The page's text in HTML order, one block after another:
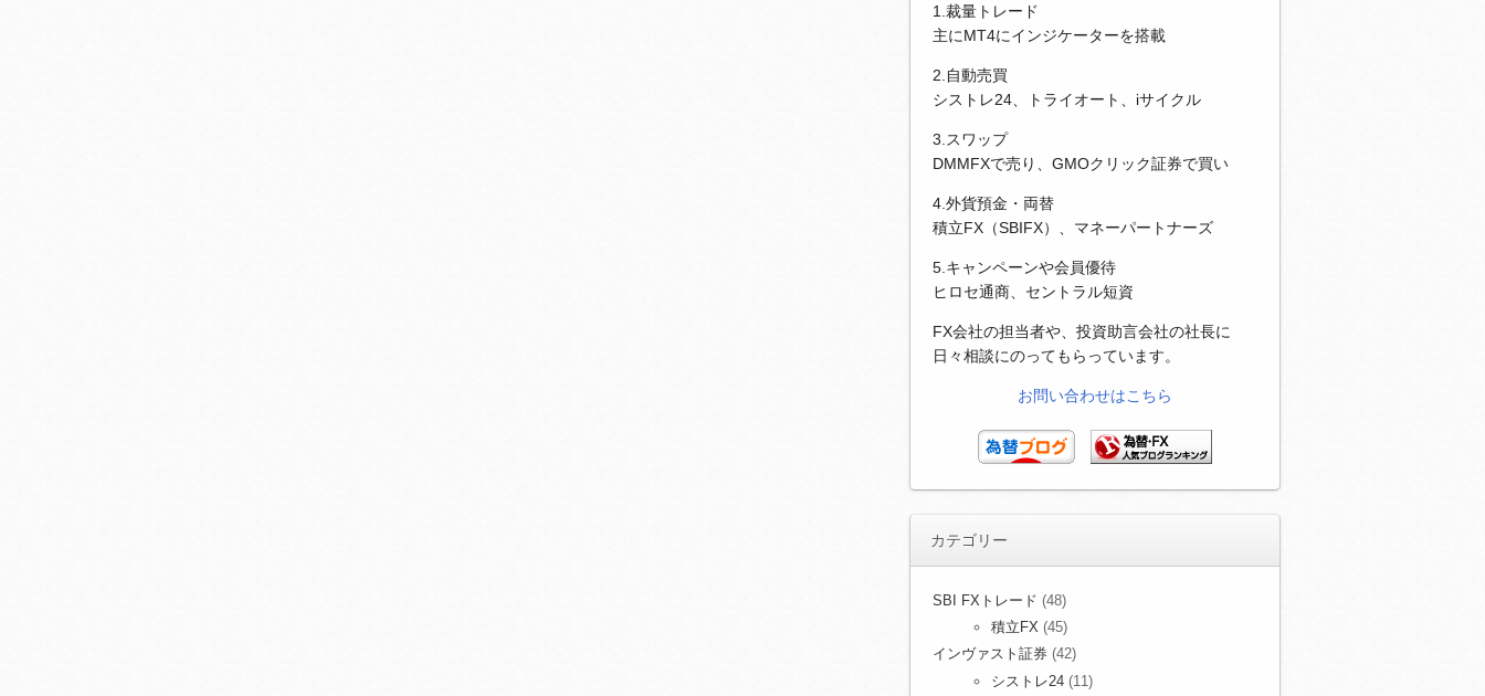
1.裁量トレード
主にMT4にインジケーターを搭載
2.自動売買
シストレ24、トライオート、iサイクル
3.スワップ
DMMFXで売り、GMOクリック証券で買い
4.外貨預金・両替
積立FX（SBIFX）、マネーパートナーズ
5.キャンペーンや会員優待
ヒロセ通商、セントラル短資
FX会社の担当者や、投資助言会社の社長に
日々相談にのってもらっています。
お問い合わせはこちら
カテゴリー
SBI FXトレード (48)
積立FX (45)
インヴァスト証券 (42)
シストレ24 (11)